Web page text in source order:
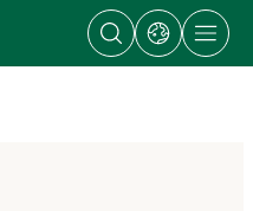
Open
search
dialog
Open
dialog
with
links
Open
site
navigation